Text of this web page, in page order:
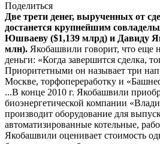
Поделиться
Две трети денег, вырученных от
достанется крупнейшим
Юшваеву ($1,139 млрд) и Давиду
млн). Якобашвили говорит, что еще
деньги: «Когда завершится сделка,
Приоритетными он называет три
Москве, торфопереработку и
...В конце 2010 г. Якобашвили
биоэнергетической компании
производит оборудование для
автоматизированные котельные,
Якобашвили оценивает стоимость